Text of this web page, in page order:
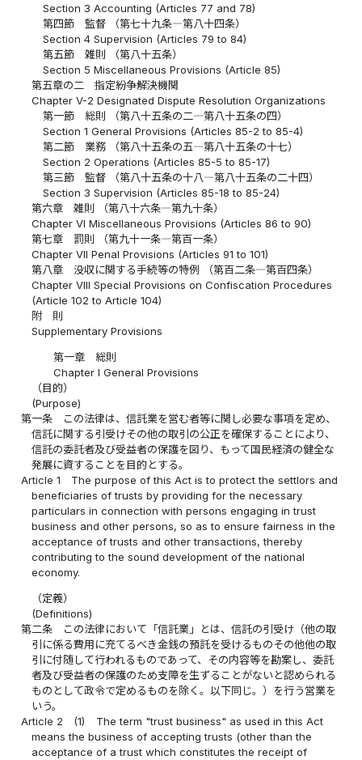
Section 3 Accounting (Articles 77 and 78)
第四節 監督 （第七十九条―第八十四条）
Section 4 Supervision (Articles 79 to 84)
第五節 雑則 （第八十五条）
Section 5 Miscellaneous Provisions (Article 85)
第五章の二 指定紛争解決機関
Chapter V-2 Designated Dispute Resolution Organizations
第一節 総則 （第八十五条の二―第八十五条の四）
Section 1 General Provisions (Articles 85-2 to 85-4)
第二節 業務 （第八十五条の五―第八十五条の十七）
Section 2 Operations (Articles 85-5 to 85-17)
第三節 監督 （第八十五条の十八―第八十五条の二十四）
Section 3 Supervision (Articles 85-18 to 85-24)
第六章 雑則 （第八十六条―第九十条）
Chapter VI Miscellaneous Provisions (Articles 86 to 90)
第七章 罰則 （第九十一条―第百一条）
Chapter VII Penal Provisions (Articles 91 to 101)
第八章 没収に関する手続等の特例 （第百二条―第百四条）
Chapter VIII Special Provisions on Confiscation Procedures
(Article 102 to Article 104)
附 則
Supplementary Provisions
第一章 総則
Chapter I General Provisions
（目的）
(Purpose)
第一条
この法律は、信託業を営む者等に関し必要な事項を定め、
信託に関する引受けその他の取引の公正を確保することにより、
信託の委託者及び受益者の保護を図り、もって国民経済の健全な
発展に資することを目的とする。
Article 1
The purpose of this Act is to protect the settlors and
beneficiaries of trusts by providing for the necessary
particulars in connection with persons engaging in trust
business and other persons, so as to ensure fairness in the
acceptance of trusts and other transactions, thereby
contributing to the sound development of the national
economy.
（定義）
(Definitions)
第二条
この法律において「信託業」とは、信託の引受け（他の取
引に係る費用に充てるべき金銭の預託を受けるものその他他の取
引に付随して行われるものであって、その内容等を勘案し、委託
者及び受益者の保護のため支障を生ずることがないと認められる
ものとして政令で定めるものを除く。以下同じ。）を行う営業を
いう。
Article 2
(1)
The term "trust business" as used in this Act
means the business of accepting trusts (other than the
acceptance of a trust which constitutes the receipt of